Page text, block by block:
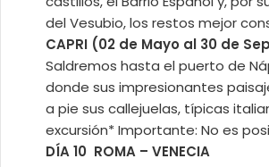
del Vesubio, los restos mejor
CAPRI (02 de Mayo al 30 de
Saldremos hasta el puerto de
donde sus impresionantes
a pie sus callejuelas, típicas
excursión* Importante: No es
DÍA 10 ROMA – VENECIA